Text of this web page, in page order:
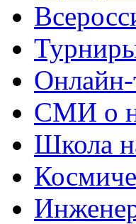
СМИ о
Школа